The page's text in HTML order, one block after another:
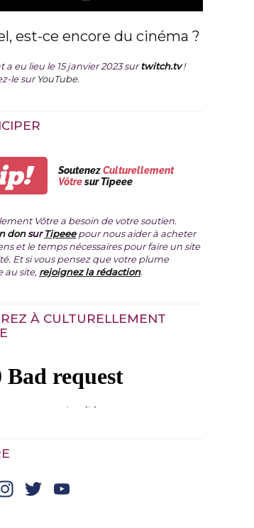
est-ce encore du cinéma ?
a eu lieu le 15 janvier 2023 surtwitch.tv !
le surYouTube.
SoutenezCulturellement
Vôtresur Tipeee
Vôtre a besoin de votre soutien.
donsurTipeeepour nous aider à acheter
et le temps nécessaires pour faire un site
Et si vous pensez que votre plume
au site, rejoignez la rédaction.
À CULTURELLEMENT
Instagram
Twitter